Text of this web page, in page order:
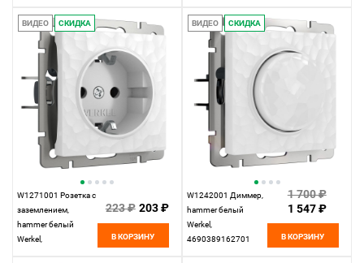
ВИДЕО СКИДКА
W1271001 Розетка с
заземлением,
hammer белый
Werkel,
223 ₽ 203 ₽
В КОРЗИНУ
ВИДЕО СКИДКА
W1242001 Диммер,
hammer белый
Werkel,
4690389162701
1 700 ₽
1 547 ₽
В КОРЗИНУ